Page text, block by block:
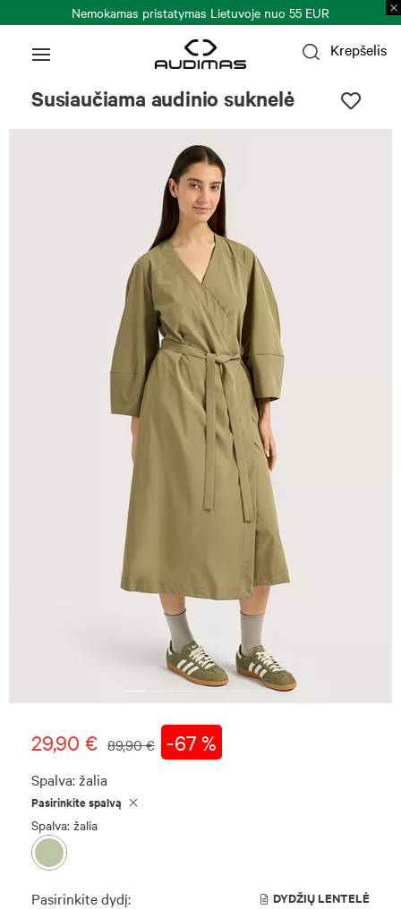
Nemokamas pristatymas Lietuvoje nuo 55 EUR
Krepšelis
Susiaučiama audinio suknelė
29,90 € 89,90 € -67 %
Spalva:žalia
Pasirinkite spalvą
Spalva: žalia
Pasirinkite dydį: DYDŽIŲ LENTELĖ